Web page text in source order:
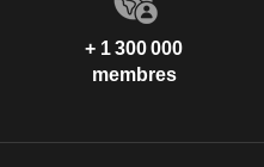
+ 1 300 000
membres